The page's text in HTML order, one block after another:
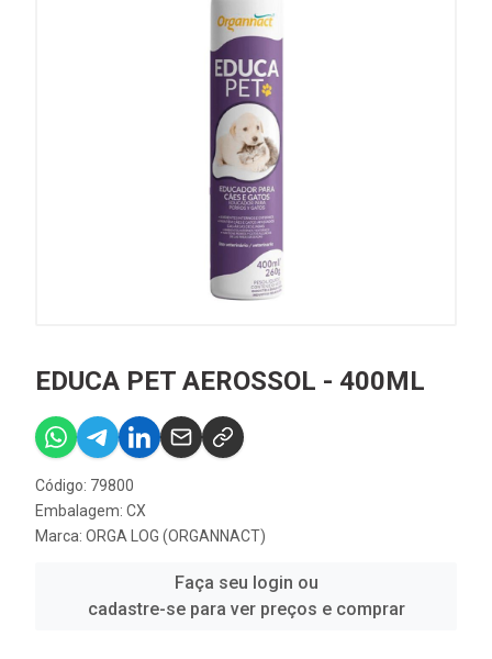
EDUCA PET AEROSSOL - 400ML
Código: 79800
Embalagem: CX
Marca: ORGA LOG (ORGANNACT)
Faça seu login ou
cadastre-se para ver preços e comprar